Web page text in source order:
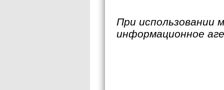
При использовании
информационное